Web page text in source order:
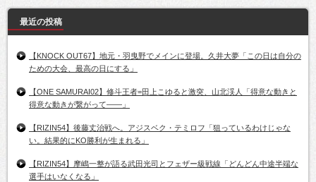
最近の投稿
【KNOCK OUT67】地元・羽曳野でメインに登場。久井大夢「この日は自分の
ための大会、最高の日にする」
【ONE SAMURAI02】修斗王者=田上こゆると激突、山北渓人「得意な動きと
得意な動きが繋がって――」
【RIZIN54】後藤丈治戦へ。アジスベク・テミロフ「狙っているわけじゃな
い。結果的にKO勝利が生まれる」
【RIZIN54】摩嶋一整が語る武田光司とフェザー級戦線「どんどん中途半端な
選手はいなくなる」